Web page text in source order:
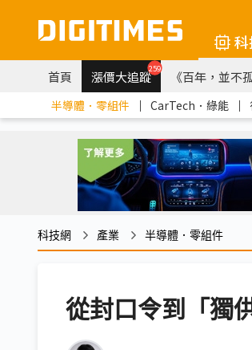
首頁 漲價大追蹤259 《百年，並不
半導體．零組件 ｜ CarTech．綠能 ｜
科技網 產業 半導體．零組件
從封口令到「獨